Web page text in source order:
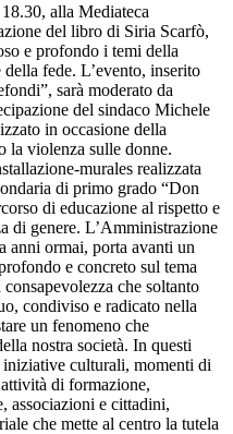
alla Mediateca
del libro di Siria Scarfò,
e profondo i temi della
fede. L’evento, inserito
sarà moderato da
del sindaco Michele
in occasione della
la violenza sulle donne.
murales realizzata
di primo grado “Don
di educazione al rispetto e
di genere. L’Amministrazione
anni ormai, porta avanti un
e concreto sul tema
che soltanto
condiviso e radicato nella
un fenomeno che
nostra società. In questi
culturali, momenti di
di formazione,
associazioni e cittadini,
che mette al centro la tutela